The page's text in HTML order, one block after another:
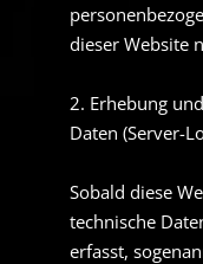
dieser Website
2. Erhebung
Daten (Server-
Sobald diese
technische
erfasst,